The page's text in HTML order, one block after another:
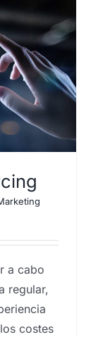
a cabo
regular,
costes